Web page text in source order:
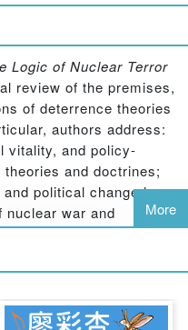
Logic of Nuclear Terror
review of the premises,
of deterrence theories
authors address:
vitality, and policy-
and doctrines;
political change have
nuclear war and
in which such
doctrine; and realistic
strategy in the changing
and international
More